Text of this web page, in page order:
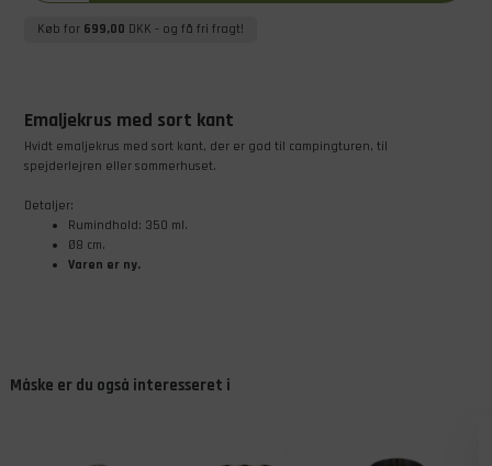
Køb for 699,00 DKK - og få fri fragt!
Emaljekrus med sort kant
Hvidt emaljekrus med sort kant, der er god til campingturen, til
spejderlejren eller sommerhuset.
Detaljer:
Rumindhold: 350 ml.
Ø8 cm.
Varen er ny.
Måske er du også interesseret i